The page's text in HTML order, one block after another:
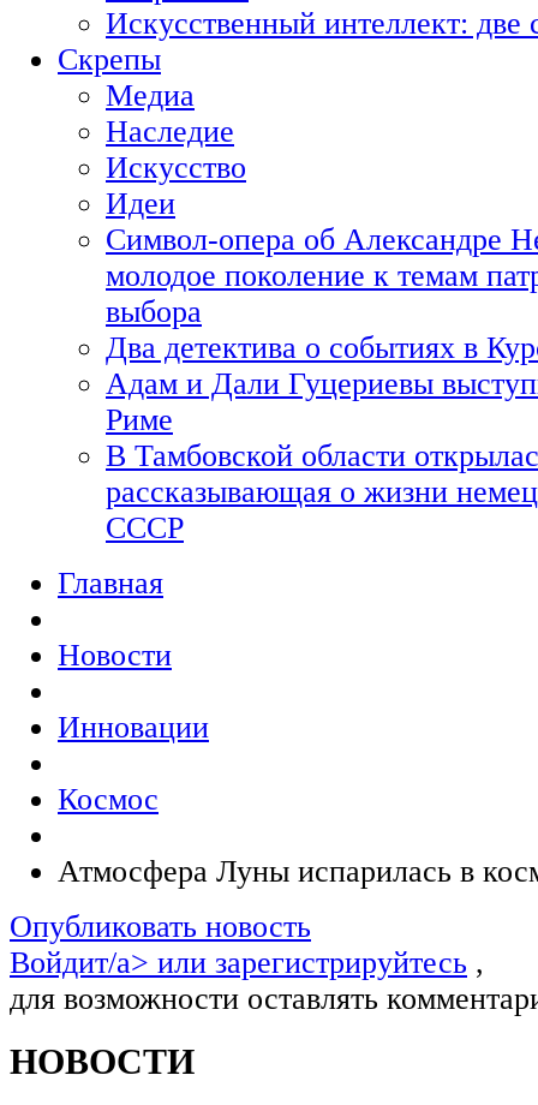
Искусственный интеллект:
Скрепы
Медиа
Наследие
Искусство
Идеи
Символ-опера об Александре
молодое поколение к темам
выбора
Два детектива о событиях в
Адам и Дали Гуцериевы
Риме
В Тамбовской области
рассказывающая о жизни
СССР
Главная
Новости
Инновации
Космос
Атмосфера Луны испарилась в
Опубликовать новость
Войдит/a> или зарегистрируйтесь ,
для возможности оставлять
НОВОСТИ